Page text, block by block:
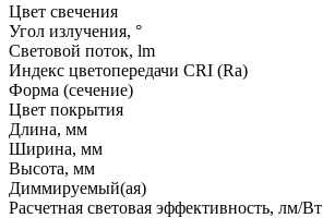
Цвет свечения
Угол излучения, °
Световой поток, lm
Индекс цветопередачи CRI (Ra)
Форма (сечение)
Цвет покрытия
Длина, мм
Ширина, мм
Высота, мм
Диммируемый(ая)
Расчетная световая эффективность, лм/Вт